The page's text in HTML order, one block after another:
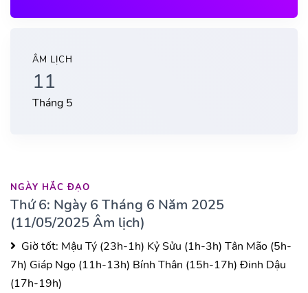
ÂM LỊCH
11
Tháng 5
NGÀY HẮC ĐẠO
Thứ 6: Ngày 6 Tháng 6 Năm 2025
(11/05/2025 Âm lịch)
Giờ tốt: Mậu Tý (23h-1h) Kỷ Sửu (1h-3h) Tân Mão (5h-
7h) Giáp Ngọ (11h-13h) Bính Thân (15h-17h) Đinh Dậu
(17h-19h)